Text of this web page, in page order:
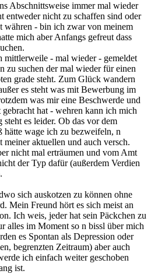
Abschnittsweise immer mal wieder
entweder nicht zu schaffen sind oder
währen - bin ich zwar von meinem
mich aber Anfangs gefreut dass
mittlerweile - mal wieder - gemeldet
zu suchen der mal wieder für einen
grade steht. Zum Glück wandern
es steht was mit Bewerbung im
was mir eine Beschwerde und
hat - wehren kann ich mich
es leider. Ob das vor dem
wage ich zu bezweifeln, n
aktuellen und auch versch.
nicht mal erträumen und vom Amt
der Typ dafür (außerdem Verdien
sich auskotzen zu können ohne
Mein Freund hört es sich meist an
Ich weis, jeder hat sein Päckchen zu
alles im Moment so n bissl über mich
es Spontan als Depression oder
begrenzten Zeitraum) aber auch
ich einfach weiter geschoben
ist.